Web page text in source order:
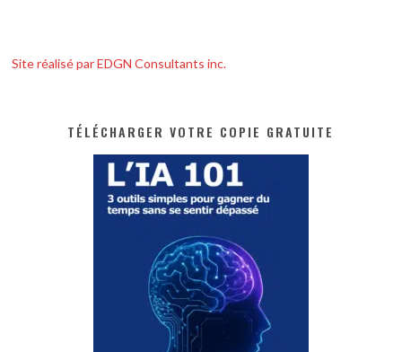
Site réalisé par EDGN Consultants inc.
TÉLÉCHARGER VOTRE COPIE GRATUITE